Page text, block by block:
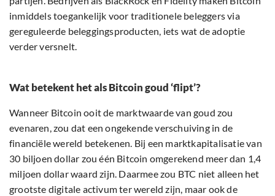
inmiddels toegankelijk voor traditionele beleggers via
gereguleerde beleggingsproducten, iets wat de adoptie
verder versnelt.
Wat betekent het als Bitcoin goud ‘flipt’?
Wanneer Bitcoin ooit de marktwaarde van goud zou
evenaren, zou dat een ongekende verschuiving in de
financiële wereld betekenen. Bij een marktkapitalisatie van
30 biljoen dollar zou één Bitcoin omgerekend meer dan 1,4
miljoen dollar waard zijn. Daarmee zou BTC niet alleen het
grootste digitale activum ter wereld zijn, maar ook de